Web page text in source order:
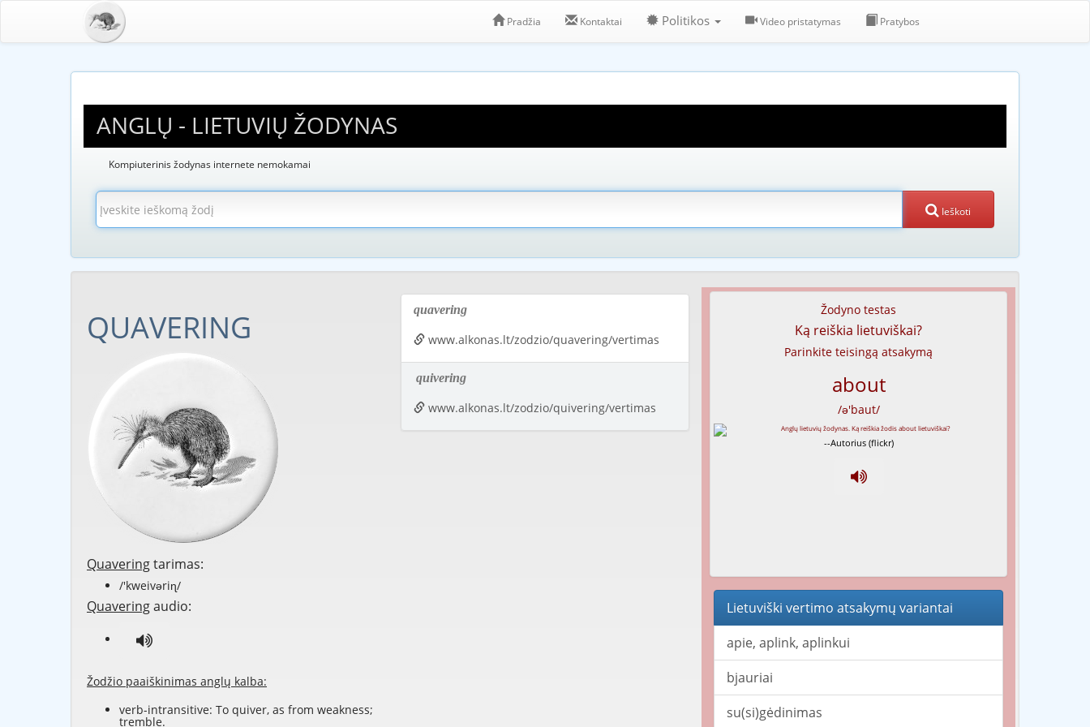
Pradžia Kontaktai Politikos Video pristatymas Pratybos
ANGLŲ - LIETUVIŲ ŽODYNAS
Kompiuterinis žodynas internete nemokamai
Ieškoti
QUAVERING
Quaveringtarimas:
/'kweivəriɳ/
Quaveringaudio:
Žodžio paaiškinimas anglų kalba:
verb-intransitive: To quiver, as from weakness;
tremble.
quavering
www.alkonas.lt/zodzio/quavering/vertimas
quivering
www.alkonas.lt/zodzio/quivering/vertimas
Žodyno testas
Ką reiškia lietuviškai?
Parinkite teisingą atsakymą
about
/ə'baut/
--Autorius (flickr)
Lietuviški vertimo atsakymų variantai
apie, aplink, aplinkui
bjauriai
su(si)gėdinimas